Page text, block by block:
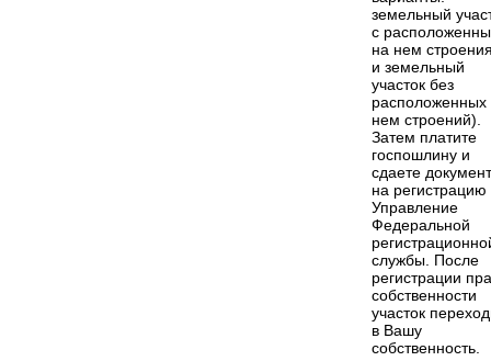
земельный
с
на нем
и земельный
участок без
расположенных
нем строений).
Затем платите
госпошлину и
сдаете
на регистрацию
Управление
Федеральной
службы. После
регистрации
собственности
участок
в Вашу
собственность.